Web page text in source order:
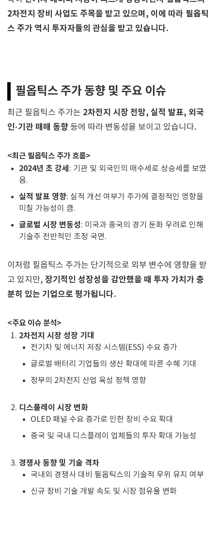
2차전지 장비 사업도 주목을 받고 있으며, 이에 따라 필옵틱
스 주가 역시 투자자들의 관심을 받고 있습니다.
필옵틱스 주가 동향 및 주요 이슈
최근 필옵틱스 주가는 2차전지 시장 전망, 실적 발표, 외국
인·기관 매매 동향 등에 따라 변동성을 보이고 있습니다.
<최근 필옵틱스 주가 흐름>
2024년 초 강세 : 기관 및 외국인의 매수세로 상승세를 보였
음.
실적 발표 영향: 실적 개선 여부가 주가에 결정적인 영향을
미칠 가능성이 큼.
글로벌 시장 변동성: 미국과 중국의 경기 둔화 우려로 인해
기술주 전반적인 조정 국면.
이처럼 필옵틱스 주가는 단기적으로 외부 변수에 영향을 받
고 있지만, 장기적인 성장성을 감안했을 때 투자 가치가 충
분히 있는 기업으로 평가됩니다.
<주요 이슈 분석>
2차전지 시장 성장 기대
전기차 및 에너지 저장 시스템(ESS) 수요 증가
글로벌 배터리 기업들의 생산 확대에 따른 수혜 기대
정부의 2차전지 산업 육성 정책 영향
디스플레이 시장 변화
OLED 패널 수요 증가로 인한 장비 수요 확대
중국 및 국내 디스플레이 업체들의 투자 확대 가능성
경쟁사 동향 및 기술 격차
국내외 경쟁사 대비 필옵틱스의 기술적 우위 유지 여부
신규 장비 기술 개발 속도 및 시장 점유율 변화